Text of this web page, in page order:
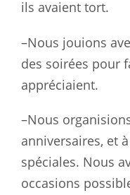
ils avaient tort.
–Nous jouions
des soirées pour
appréciaient.
–Nous
anniversaires, et
spéciales. Nous
occasions